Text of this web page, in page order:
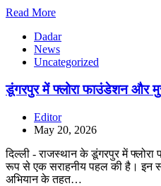
Read More
Dadar
News
Uncategorized
डूंगरपुर में फ्लोरा फाउंडेशन और
Editor
May 20, 2026
दिल्ली - राजस्थान के डूंगरपुर में
रूप से एक सराहनीय पहल की है। इन
अभियान के तहत…